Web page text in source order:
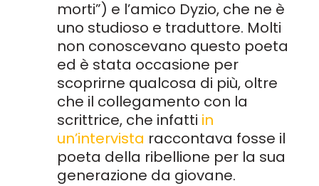
morti”) e l’amico Dyzio, che ne è
uno studioso e traduttore. Molti
non conoscevano questo poeta
ed è stata occasione per
scoprirne qualcosa di più, oltre
che il collegamento con la
scrittrice, che infatti in
un’intervista raccontava fosse il
poeta della ribellione per la sua
generazione da giovane.